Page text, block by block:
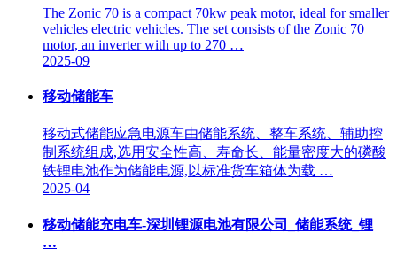
The Zonic 70 is a compact 70kw peak motor, ideal for smaller
vehicles electric vehicles. The set consists of the Zonic 70
motor, an inverter with up to 270 …
2025-09
移动储能车
移动式储能应急电源车由储能系统、整车系统、辅助控
制系统组成,选用安全性高、寿命长、能量密度大的磷酸
铁锂电池作为储能电源,以标准货车箱体为载 …
2025-04
移动储能充电车-深圳锂源电池有限公司_储能系统_锂
…